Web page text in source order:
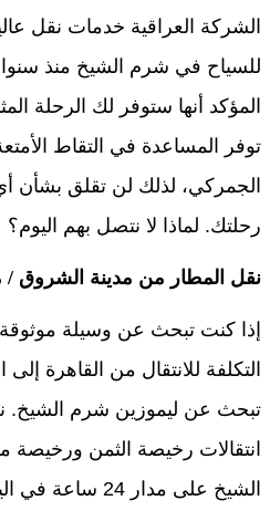
الشركة العراقية خدمات نقل
للسياح في شرم الشيخ منذ
المؤكد أنها ستوفر لك الرحلة
توفر المساعدة في التقاط
الجمركي، لذلك لن تقلق
رحلتك. لماذا لا نتصل بهم اليوم؟
نقل المطار من مدينة الشروق /
إذا كنت تبحث عن وسيلة
التكلفة للانتقال من القاهرة إلى
تبحث عن ليموزين شرم الشيخ.
انتقالات رخيصة الثمن
الشيخ على مدار 24